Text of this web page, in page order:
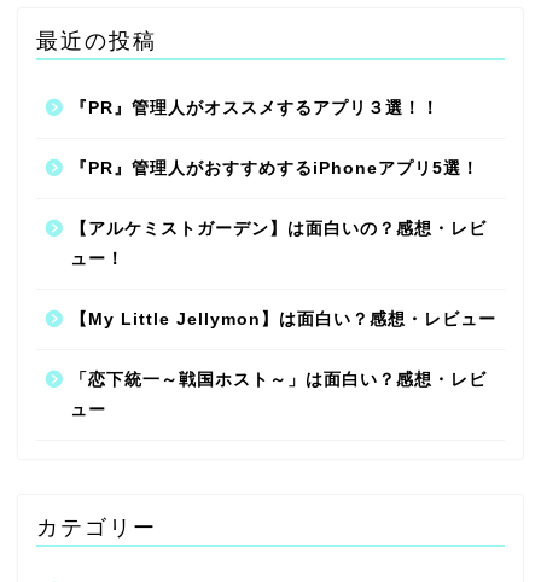
最近の投稿
『PR』管理人がオススメするアプリ３選！！
『PR』管理人がおすすめするiPhoneアプリ5選！
【アルケミストガーデン】は面白いの？感想・レビ
ュー！
【My Little Jellymon】は面白い？感想・レビュー
「恋下統一～戦国ホスト～」は面白い？感想・レビ
ュー
カテゴリー